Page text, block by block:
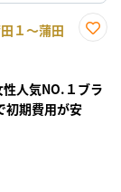
１～蒲田
録
人気NO.１ブラ
初期費用が安